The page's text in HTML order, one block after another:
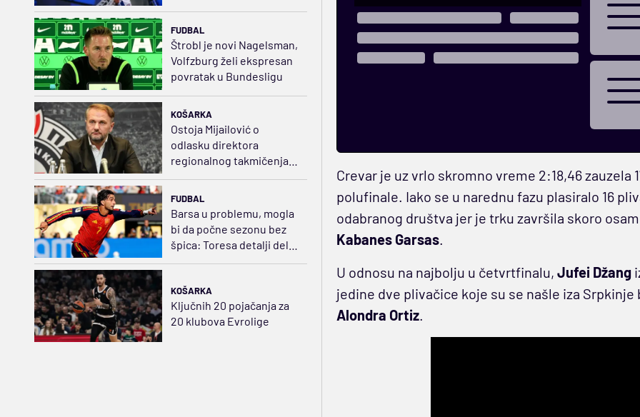
FUDBAL
Štrobl je novi Nagelsman,
Volfzburg želi ekspresan
povratak u Bundesligu
KOŠARKA
Ostoja Mijailović o
odlasku direktora
regionalnog takmičenja:
ABA liga neće biti
FUDBAL
Barsa u problemu, mogla
bi da počne sezonu bez
špica: Toresa detalji dele
KOŠARKA
Ključnih 20 pojačanja za
20 klubova Evrolige
Crevar je uz vrlo skromno vreme 2:18,46 zauzela
polufinale. Iako se u narednu fazu plasiralo 16
odabranog društva jer je trku završila skoro
Kabanes Garsas.
U odnosu na najbolju u četvrtfinalu, Jufei Džang
jedine dve plivačice koje su se našle iza Srpkinje
Alondra Ortiz.